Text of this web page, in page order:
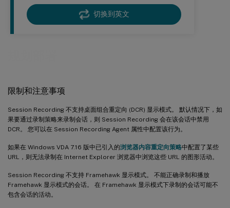
切换到英文
限制和注意事项
Session Recording 不支持桌面组合重定向 (DCR) 显示模式。 默认情况下，如
果要通过录制策略来录制会话，则 Session Recording 会在该会话中禁用
DCR。 您可以在 Session Recording Agent 属性中配置该行为。
如果在 Windows VDA 7.16 版中已引入的浏览器内容重定向策略中配置了某些
URL，则无法录制在 Internet Explorer 浏览器中浏览这些 URL 的图形活动。
Session Recording 不支持 Framehawk 显示模式。 不能正确录制和播放
Framehawk 显示模式的会话。 在 Framehawk 显示模式下录制的会话可能不
包含会话的活动。